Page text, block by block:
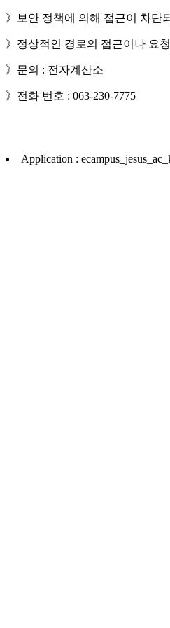
》보안 정책에 의해 접근이 차단
》정상적인 경로의 접근이나 요
》문의 : 전자계산소
》전화 번호 : 063-230-7775
Application :